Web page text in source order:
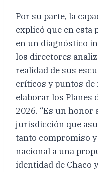
Por su parte, la
explicó que en esta
en un diagnóstico
los directores
realidad de sus
críticos y puntos de
elaborar los Planes
2026. “Es un honor
jurisdicción que
tanto compromiso
nacional a una
identidad de Chaco